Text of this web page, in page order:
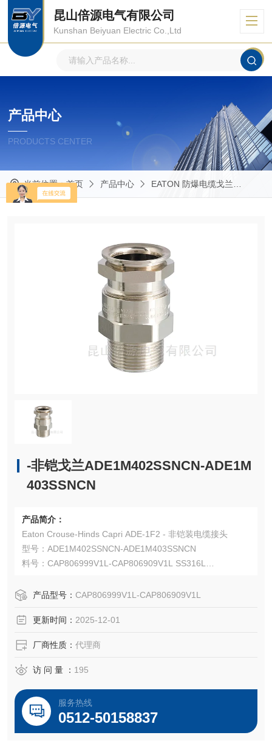
昆山倍源电气有限公司
Kunshan Beiyuan Electric Co.,Ltd
产品中心
PRODUCTS CENTER
当前位置：首页 产品中心 EATON 防爆电缆戈兰
-非铠戈兰ADE1M402SSNCN-ADE1M
403SSNCN
产品简介：
Eaton Crouse-Hinds Capri ADE-1F2 - 非铠装电缆接头
型号：ADE1M402SSNCN-ADE1M403SSNCN
料号：CAP806999V1L-CAP806909V1L SS316L
阻燃和防水密封。
类型配合使用。
产品型号： CAP806999V1L-CAP806909V1L
更新时间： 2025-12-01
厂商性质： 代理商
访 问 量 ： 195
服务热线
0512-50158837